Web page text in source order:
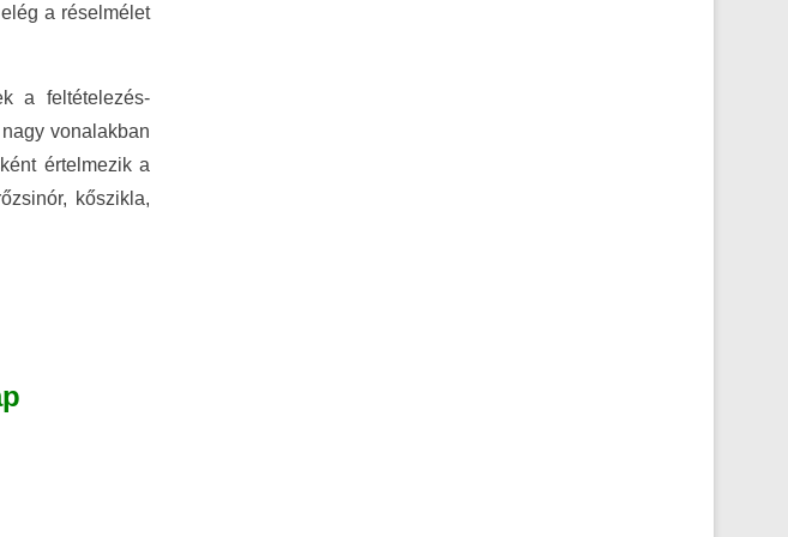
a réselmélet
a feltételezés-
vonalakban
értelmezik a
kőszikla,